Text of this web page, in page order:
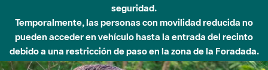
seguridad.
Temporalmente, las personas con movilidad reducida no
pueden acceder en vehículo hasta la entrada del recinto
debido a una restricción de paso en la zona de la Foradada.